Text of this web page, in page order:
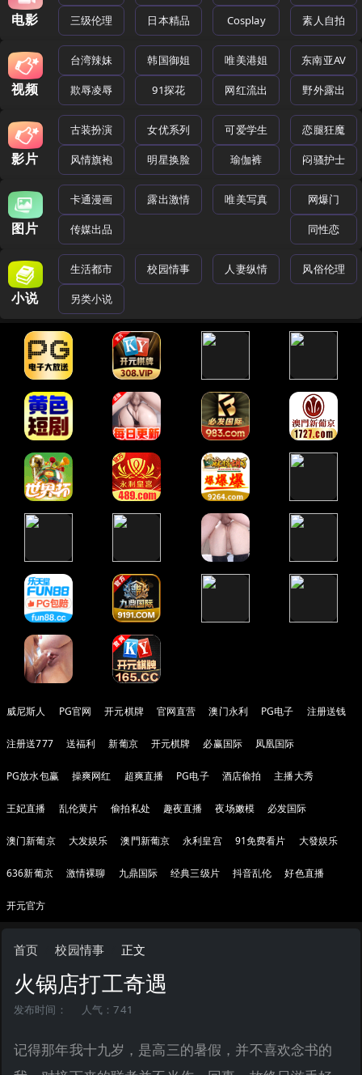
电影 三级伦理 日本精品 Cosplay 素人自拍
视频
台湾辣妹 韩国御姐 唯美港姐 东南亚AV
欺辱凌辱 91探花 网红流出 野外露出
影片
古装扮演 女优系列 可爱学生 恋腿狂魔
风情旗袍 明星换脸 瑜伽裤 闷骚护士
图片
卡通漫画 露出激情 唯美写真 网爆门
传媒出品 同性恋
小说
生活都市 校园情事 人妻纵情 风俗伦理
另类小说
威尼斯人 PG官网 开元棋牌 官网直营 澳门永利 PG电子 注册送钱
注册送777 送福利 新葡京 开元棋牌 必赢国际 凤凰国际
PG放水包赢 操爽网红 超爽直播 PG电子 酒店偷拍 主播大秀
王妃直播 乱伦黄片 偷拍私处 趣夜直播 夜场嫩模 必发国际
澳门新葡京 大发娱乐 澳門新葡京 永利皇宫 91免费看片 大發娱乐
636新葡京 激情裸聊 九鼎国际 经典三级片 抖音乱伦 好色直播
开元官方
首页 校园情事 正文
火锅店打工奇遇
发布时间： 人气：741
记得那年我十九岁，是高三的暑假，并不喜欢念书的